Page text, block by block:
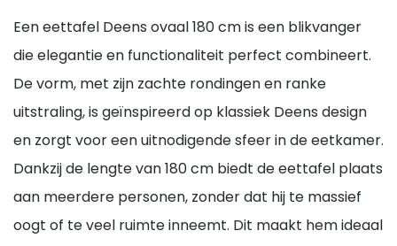
Een eettafel Deens ovaal 180 cm is een blikvanger
die elegantie en functionaliteit perfect combineert.
De vorm, met zijn zachte rondingen en ranke
uitstraling, is geïnspireerd op klassiek Deens design
en zorgt voor een uitnodigende sfeer in de eetkamer.
Dankzij de lengte van 180 cm biedt de eettafel plaats
aan meerdere personen, zonder dat hij te massief
oogt of te veel ruimte inneemt. Dit maakt hem ideaal